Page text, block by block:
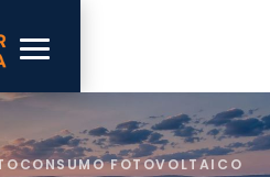
FOTOVOLTAICO